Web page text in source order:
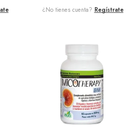
¿No tienes cuenta? Regístrate